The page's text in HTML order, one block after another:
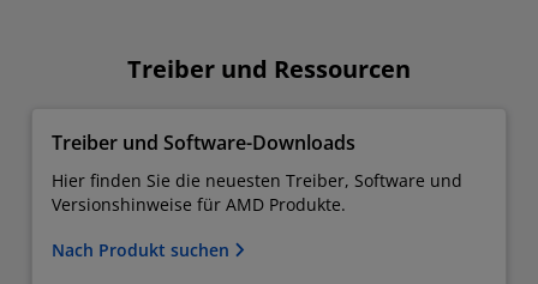
Treiber und Ressourcen
Treiber und Software-Downloads
Hier finden Sie die neuesten Treiber, Software und
Versionshinweise für AMD Produkte.
Nach Produkt suchen